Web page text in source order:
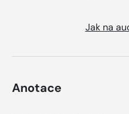
Jak na
Anotace